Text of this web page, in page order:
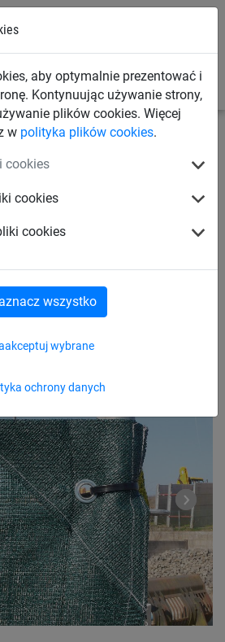
aby optymalnie prezentować i
Kontynuując używanie strony,
plików cookies. Więcej
w polityka plików cookies.
cookies
cookies
cookies
ochrony danych
wybrane
wszystko
m)